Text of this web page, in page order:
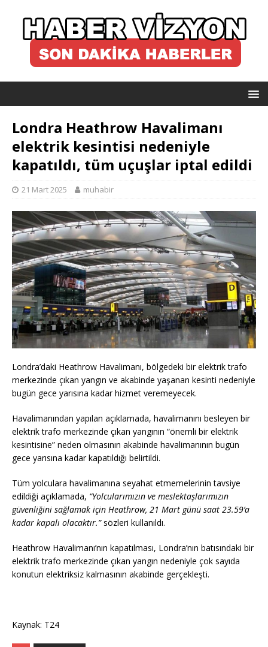
Londra Heathrow Havalimanı
elektrik kesintisi nedeniyle
kapatıldı, tüm uçuşlar iptal edildi
21 Mart 2025 muhabir
Londra’daki Heathrow Havalimanı, bölgedeki bir elektrik trafo
merkezinde çıkan yangın ve akabinde yaşanan kesinti nedeniyle
bugün gece yarısına kadar hizmet veremeyecek.
Havalimanından yapılan açıklamada, havalimanını besleyen bir
elektrik trafo merkezinde çıkan yangının “önemli bir elektrik
kesintisine” neden olmasının akabinde havalimanının bugün
gece yarısına kadar kapatıldığı belirtildi.
Tüm yolculara havalimanına seyahat etmemelerinin tavsiye
edildiği açıklamada, “Yolcularımızın ve meslektaşlarımızın
güvenliğini sağlamak için Heathrow, 21 Mart günü saat 23.59’a
kadar kapalı olacaktır.”sözleri kullanıldı.
Heathrow Havalimanı’nın kapatılması, Londra’nın batısındaki bir
elektrik trafo merkezinde çıkan yangın nedeniyle çok sayıda
konutun elektriksiz kalmasının akabinde gerçekleşti.
Kaynak: T24